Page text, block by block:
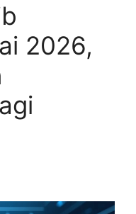
2026,